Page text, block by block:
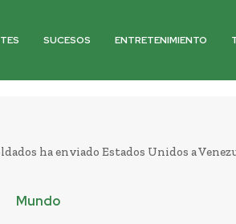
SUCESOS ENTRETENIMIENTO
ha enviado Estados Unidos a
Mundo